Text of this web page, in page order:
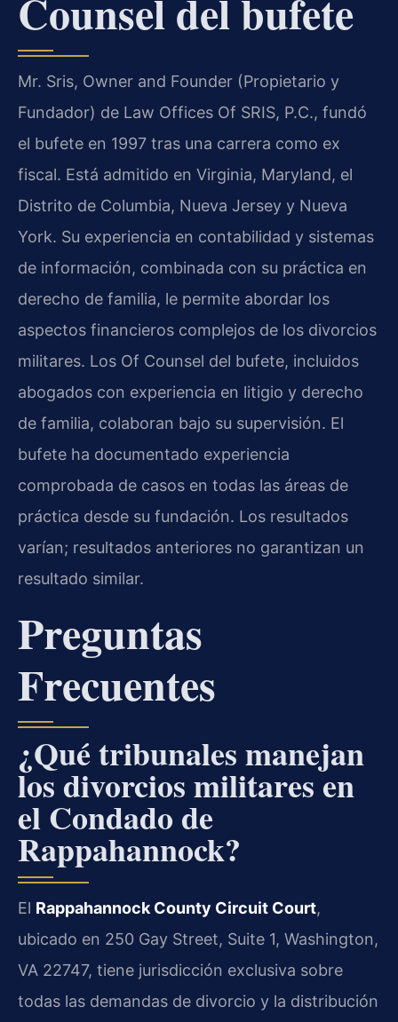
Mr. Sris, Owner and Founder (Propietario y
Fundador) de Law Offices Of SRIS, P.C., fundó
el bufete en 1997 tras una carrera como ex
fiscal. Está admitido en Virginia, Maryland, el
Distrito de Columbia, Nueva Jersey y Nueva
York. Su experiencia en contabilidad y sistemas
de información, combinada con su práctica en
derecho de familia, le permite abordar los
aspectos financieros complejos de los divorcios
militares. Los Of Counsel del bufete, incluidos
abogados con experiencia en litigio y derecho
de familia, colaboran bajo su supervisión. El
bufete ha documentado experiencia
comprobada de casos en todas las áreas de
práctica desde su fundación. Los resultados
varían; resultados anteriores no garantizan un
resultado similar.
Preguntas
Frecuentes
¿Qué tribunales manejan
los divorcios militares en
el Condado de
Rappahannock?
El Rappahannock County Circuit Court,
ubicado en 250 Gay Street, Suite 1, Washington,
VA 22747, tiene jurisdicción exclusiva sobre
todas las demandas de divorcio y la distribución